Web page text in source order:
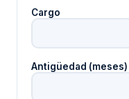
Cargo
Antigüedad (meses)